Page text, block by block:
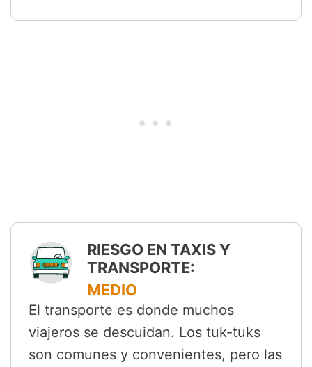
RIESGO EN TAXIS Y
TRANSPORTE:
MEDIO
El transporte es donde muchos
viajeros se descuidan. Los tuk-tuks
son comunes y convenientes, pero las